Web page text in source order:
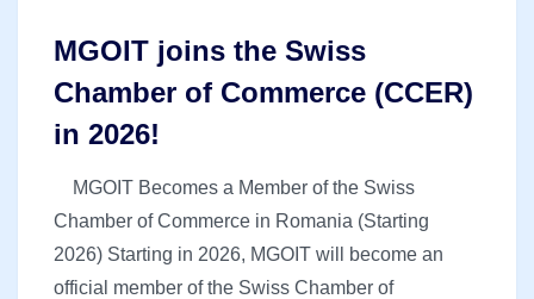
MGOIT joins the Swiss
Chamber of Commerce (CCER)
in 2026!
MGOIT Becomes a Member of the Swiss
Chamber of Commerce in Romania (Starting
2026) Starting in 2026, MGOIT will become an
official member of the Swiss Chamber of